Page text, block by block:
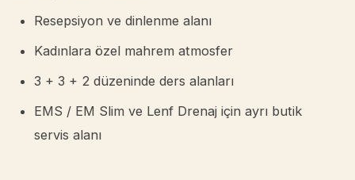
Resepsiyon ve dinlenme alanı
Kadınlara özel mahrem atmosfer
3 + 3 + 2 düzeninde ders alanları
EMS / EM Slim ve Lenf Drenaj için ayrı butik
servis alanı